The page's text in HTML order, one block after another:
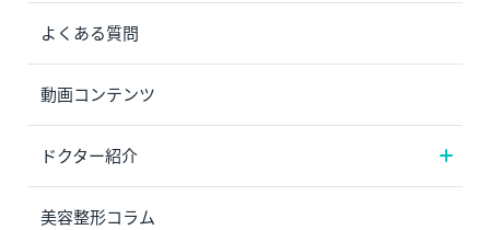
よくある質問
動画コンテンツ
ドクター紹介
美容整形コラム